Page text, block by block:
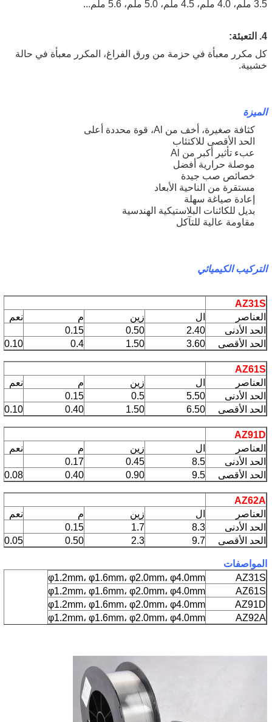
3.5 ملم، 4.0 ملم، 4.5 ملم، 5.0 ملم، 5.6 ملم...
4. التعبئة:
كل مكرر معبأة في حزمة من ورق الفراغ، المكرر معبأة في حالة
خشبية.
الميزة
كثافة صغيرة، أخف من Al، قوة محددة أعلى
الحد الأقصى للاكتئاب
عبء تأثير أكبر من Al
موصلة حرارية أفضل
خصائص صب جيدة
مستقرة من الناحية الأبعاد
إعادة صياغة سهلة
بديل للكائنات البلاستيكية الهندسية
مقاومة عالية للتآكل
التركيب الكيميائي
AZ31S
العناصر
ال زين م
نعم
الحد الأدنى
2.40
0.50
0.15
الحد الأقصى
3.60
1.50
0.4
0.10
AZ61S
العناصر
ال زين م
نعم
الحد الأدنى
5.50
0.5
0.15
الحد الأقصى
6.50
1.50
0.40
0.10
AZ91D
العناصر
ال زين م
نعم
الحد الأدنى
8.5
0.45
0.17
الحد الأقصى
9.5
0.90
0.40
0.08
AZ62A
العناصر
ال زين م
نعم
الحد الأدنى
8.3
1.7
0.15
الحد الأقصى
9.7
2.3
0.50
0.05
المواصفات
AZ31S
φ1.2mm، φ1.6mm، φ2.0mm، φ4.0mm
AZ61S
φ1.2mm، φ1.6mm، φ2.0mm، φ4.0mm
AZ91D
φ1.2mm، φ1.6mm، φ2.0mm، φ4.0mm
AZ92A
φ1.2mm، φ1.6mm، φ2.0mm، φ4.0mm